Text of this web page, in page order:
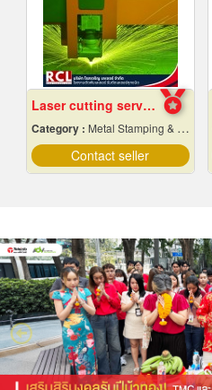
Laser cutting service according to the design
Category : Metal Stamping & Cutting
Contact seller